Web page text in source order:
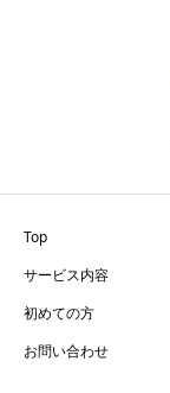
Top
サービス内容
初めての方
お問い合わせ